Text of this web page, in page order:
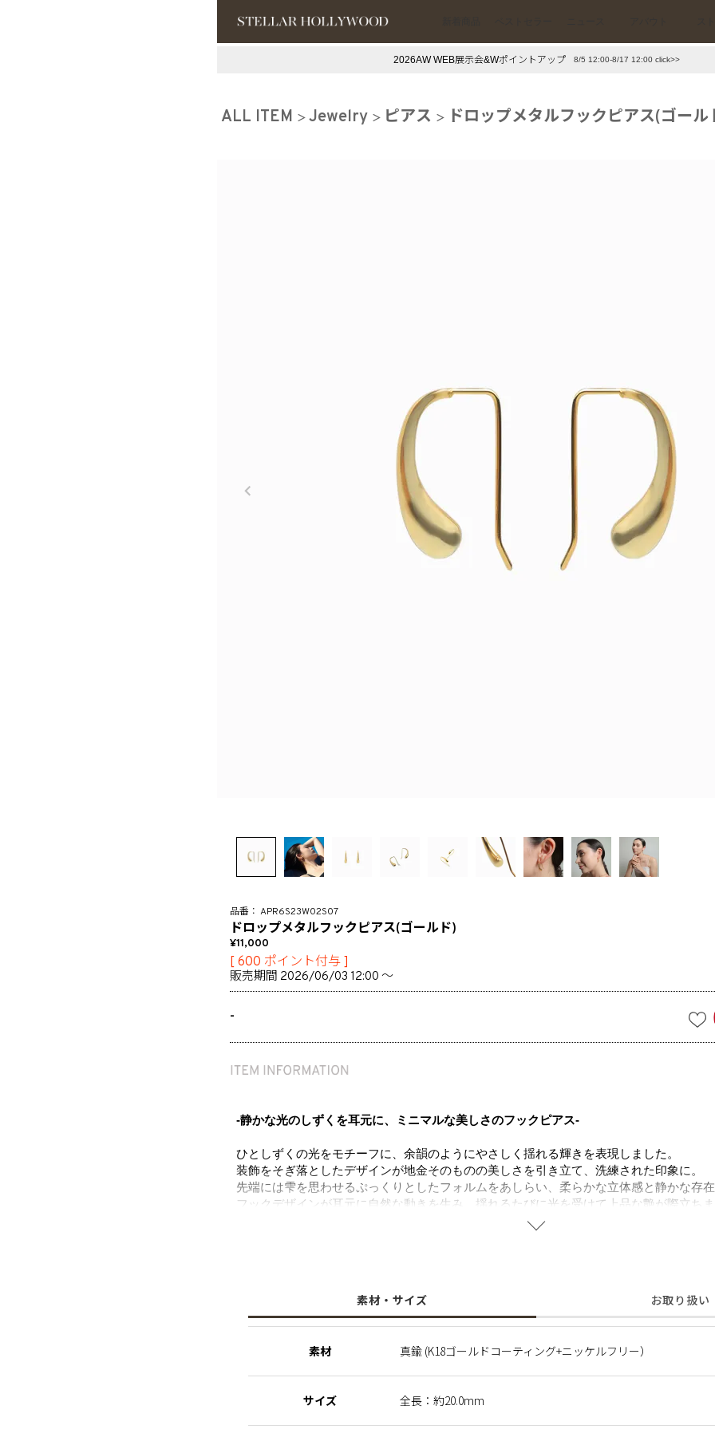
#スタッフイチ押し（通勤パールアクセ） ＃写真映えアクセ
2026AW WEB展示会&Wポイントアップ 8/5 12:00-8/17 12:00 click>>
ALL ITEM Jewelry ピアス ドロップメタルフックピアス(ゴール
APR6S23W02S07
ドロップメタルフックピアス(ゴールド)
11,000
[ 600 ポイント付与 ]
販売期間 2026/06/03 12:00 〜
-
-静かな光のしずくを耳元に、ミニマルな美しさのフックピアス-
ひとしずくの光をモチーフに、余韻のようにやさしく揺れる輝きを表現しました。
装飾をそぎ落としたデザインが地金そのものの美しさを引き立て、洗練された印象に。
先端には雫を思わせるぷっくりとしたフォルムをあしらい、柔らかな立体感と静かな存
フックデザインが耳元に自然な動きを生み、揺れるたびに光を受けて上品な艶が際立ち
日常の装いにはさりげない輝きを、少し背伸びをしたい日には凛とした印象を添えてく
金属製のアクセサリーに含まれるニッケルで引き起こるアレルギーを防ぐために、ニッ
れた素材を指します。
雨粒が静かに落ちる瞬間や、光をまとってきらめく情景をイメージしたデザインが、繊
素材・サイズ お取り扱い
素材 真鍮 (K18ゴールドコーティング+ニッケルフリー）
サイズ 全長：約20.0mm